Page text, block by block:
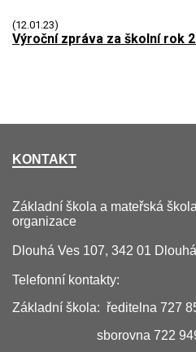
(12.01.23)
Výroční zpráva za školní rok
KONTAKT
Základní škola a mateřská
organizace
Dlouhá Ves 107, 342 01
Telefonní kontakty:
Základní škola: ředitelna 727
sborovna 722 949